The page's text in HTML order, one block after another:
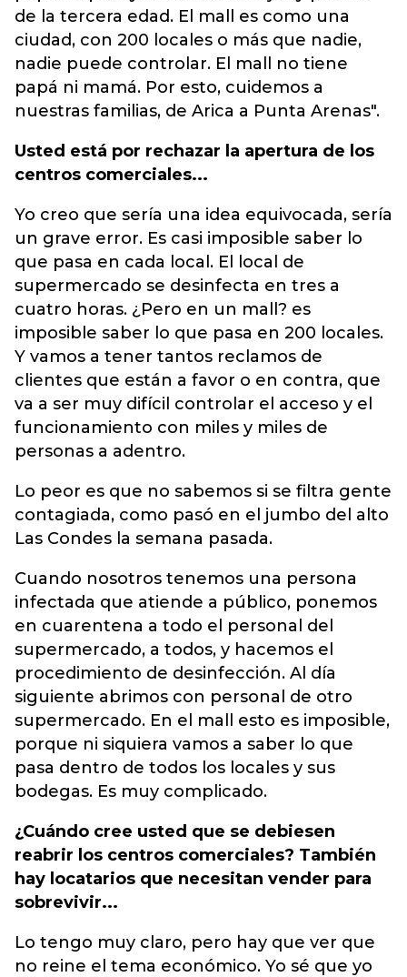
de la tercera edad. El mall es como una
ciudad, con 200 locales o más que nadie,
nadie puede controlar. El mall no tiene
papá ni mamá. Por esto, cuidemos a
nuestras familias, de Arica a Punta Arenas".
Usted está por rechazar la apertura de los
centros comerciales...
Yo creo que sería una idea equivocada, sería
un grave error. Es casi imposible saber lo
que pasa en cada local. El local de
supermercado se desinfecta en tres a
cuatro horas. ¿Pero en un mall? es
imposible saber lo que pasa en 200 locales.
Y vamos a tener tantos reclamos de
clientes que están a favor o en contra, que
va a ser muy difícil controlar el acceso y el
funcionamiento con miles y miles de
personas a adentro.
Lo peor es que no sabemos si se filtra gente
contagiada, como pasó en el jumbo del alto
Las Condes la semana pasada.
Cuando nosotros tenemos una persona
infectada que atiende a público, ponemos
en cuarentena a todo el personal del
supermercado, a todos, y hacemos el
procedimiento de desinfección. Al día
siguiente abrimos con personal de otro
supermercado. En el mall esto es imposible,
porque ni siquiera vamos a saber lo que
pasa dentro de todos los locales y sus
bodegas. Es muy complicado.
¿Cuándo cree usted que se debiesen
reabrir los centros comerciales? También
hay locatarios que necesitan vender para
sobrevivir...
Lo tengo muy claro, pero hay que ver que
no reine el tema económico. Yo sé que yo